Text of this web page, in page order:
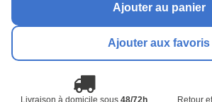
Ajouter au panier
Ajouter aux favoris
Livraison à domicile sous48/72h
Retour